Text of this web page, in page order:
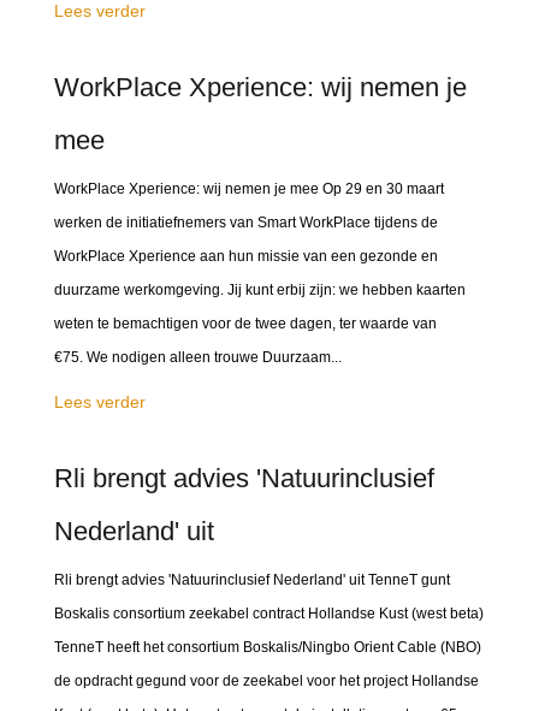
Lees verder
WorkPlace Xperience: wij nemen je
mee
WorkPlace Xperience: wij nemen je mee Op 29 en 30 maart
werken de initiatiefnemers van Smart WorkPlace tijdens de
WorkPlace Xperience aan hun missie van een gezonde en
duurzame werkomgeving. Jij kunt erbij zijn: we hebben kaarten
weten te bemachtigen voor de twee dagen, ter waarde van
€75. We nodigen alleen trouwe Duurzaam...
Lees verder
Rli brengt advies 'Natuurinclusief
Nederland' uit
Rli brengt advies 'Natuurinclusief Nederland' uit TenneT gunt
Boskalis consortium zeekabel contract Hollandse Kust (west beta)
TenneT heeft het consortium Boskalis/Ningbo Orient Cable (NBO)
de opdracht gegund voor de zeekabel voor het project Hollandse